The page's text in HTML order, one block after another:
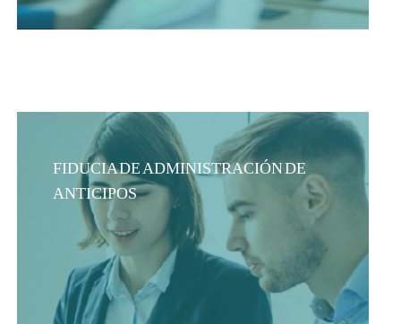
FIDUCIA DE ADMINISTRACIÓN DE
ANTICIPOS